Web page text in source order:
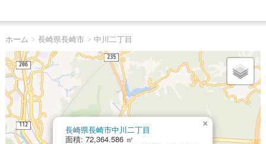
ホーム > 長崎県長崎市> 中川二丁目
長崎県長崎市中川二丁目
面積: 72,364.586 ㎡
×